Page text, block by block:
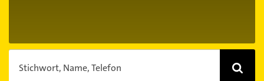
Stichwort, Name, Telefon